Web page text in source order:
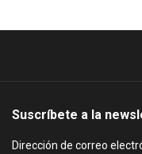
Suscríbete a la
Dirección de correo